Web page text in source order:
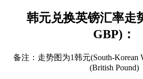
韩元兑换英镑汇率走
GBP)：
备注：走势图为1韩元(South-Korean
(British Pound)